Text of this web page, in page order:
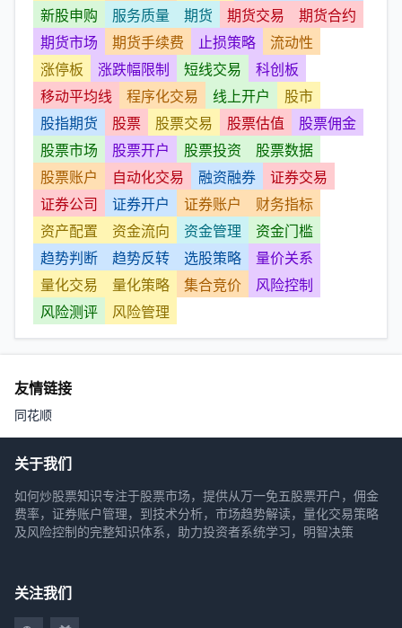
新股申购
服务质量 期货 期货交易
期货合约
期货市场
期货手续费 止损策略
流动性
涨停板
涨跌幅限制 短线交易
科创板
移动平均线
程序化交易 线上开户
股市
股指期货
股票 股票交易 股票估值
股票佣金
股票市场
股票开户 股票投资
股票数据
股票账户
自动化交易 融资融券
证券交易
证券公司
证券开户 证券账户
财务指标
资产配置
资金流向 资金管理
资金门槛
趋势判断
趋势反转 选股策略
量价关系
量化交易
量化策略 集合竞价
风险控制
风险测评
风险管理
友情链接
同花顺
关于我们
如何炒股票知识专注于股票市场，提供从万一免五股票开户，佣金
费率，证券账户管理，到技术分析，市场趋势解读，量化交易策略
及风险控制的完整知识体系，助力投资者系统学习，明智决策
关注我们